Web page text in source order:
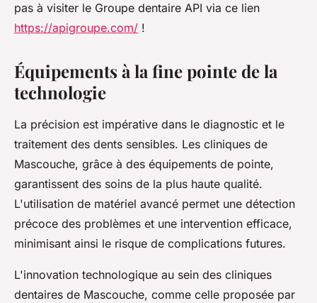
pas à visiter le Groupe dentaire API via ce lien
https://apigroupe.com/ !
Équipements à la fine pointe de la
technologie
La précision est impérative dans le diagnostic et le
traitement des dents sensibles. Les cliniques de
Mascouche, grâce à des équipements de pointe,
garantissent des soins de la plus haute qualité.
L'utilisation de matériel avancé permet une détection
précoce des problèmes et une intervention efficace,
minimisant ainsi le risque de complications futures.
L'innovation technologique au sein des cliniques
dentaires de Mascouche, comme celle proposée par